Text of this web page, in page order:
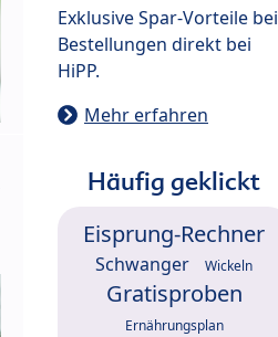
Exklusive Spar-Vorteile bei
Bestellungen direkt bei
HiPP.
Mehr erfahren
Häufig geklickt
Eisprung-Rechner
Schwanger Wickeln
Gratisproben
Ernährungsplan